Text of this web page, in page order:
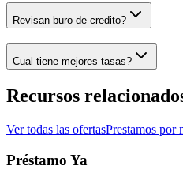
Revisan buro de credito?
Cual tiene mejores tasas?
Recursos
Ver todas las ofertasPrestamos por
Préstamo Ya